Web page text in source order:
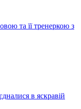
та її тренеркою з
в яскравій